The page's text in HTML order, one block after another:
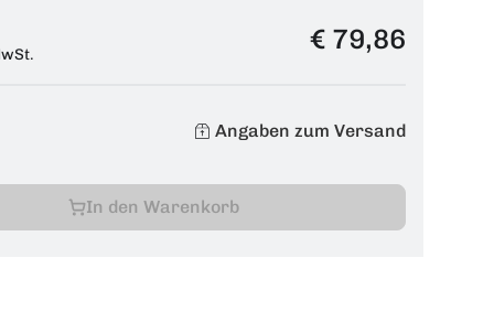
€ 79,86
Angaben zum Versand
In den Warenkorb